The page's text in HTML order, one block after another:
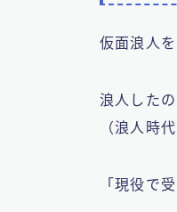
仮面浪人
浪人した
（浪人時
「現役で